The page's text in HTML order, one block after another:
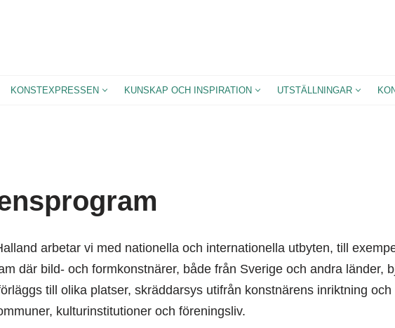
KONSTEXPRESSEN KUNSKAP OCH INSPIRATION UTSTÄLLNINGAR
arbetar vi med nationella och internationella utbyten, till
där bild- och formkonstnärer, både från Sverige och andra länder,
till olika platser, skräddarsys utifrån konstnärens inriktning
kulturinstitutioner och föreningsliv.